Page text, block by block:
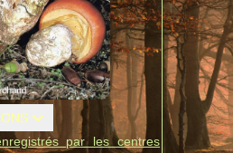
par les centres